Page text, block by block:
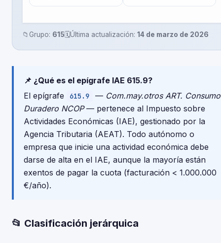
📁 Grupo: 615🗓️Última actualización: 14 de marzo de 2026
📌 ¿Qué es el epígrafe IAE 615.9?
El epígrafe
615.9 — Com.may.otros ART. Consumo
Duradero NCOP— pertenece al Impuesto sobre
Actividades Económicas (IAE), gestionado por la
Agencia Tributaria (AEAT). Todo autónomo o
empresa que inicie una actividad económica debe
darse de alta en el IAE, aunque la mayoría están
exentos de pagar la cuota (facturación < 1.000.000
€/año).
📂 Clasificación jerárquica